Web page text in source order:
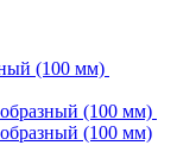
(100 мм)
(100 мм)
(100 мм)